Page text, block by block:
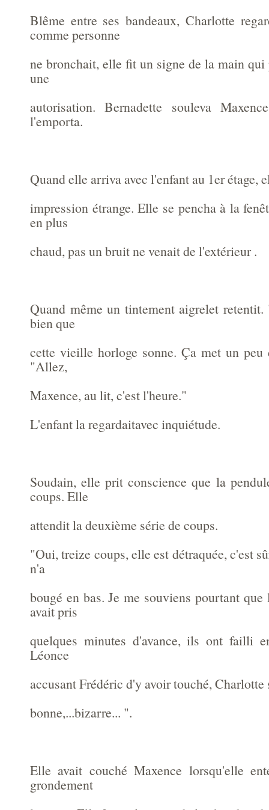
Blême entre ses bandeaux, Charlotte
comme personne
ne bronchait, elle fit un signe de la main qui
une
autorisation. Bernadette souleva
l'emporta.
Quand elle arriva avec l'enfant au 1er étage,
impression étrange. Elle se pencha à la
en plus
chaud, pas un bruit ne venait de l'extérieur .
Quand même un tintement aigrelet
bien que
cette vieille horloge sonne. Ça met un
"Allez,
Maxence, au lit, c'est l'heure."
L'enfant la regardaitavec inquiétude.
Soudain, elle prit conscience que la
coups. Elle
attendit la deuxième série de coups.
"Oui, treize coups, elle est détraquée, c'est
n'a
bougé en bas. Je me souviens pourtant
avait pris
quelques minutes d'avance, ils ont failli
Léonce
accusant Frédéric d'y avoir touché, Charlotte
bonne,...bizarre... ".
Elle avait couché Maxence lorsqu'elle
grondement